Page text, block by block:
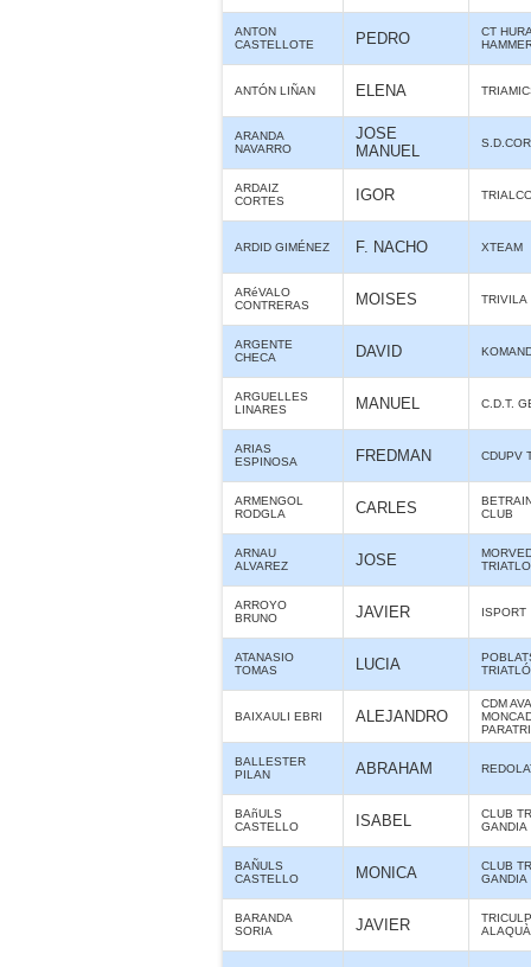
ANTON
CASTELLOTE
PEDRO
CT
ANTÓN LIÑAN ELENA
ARANDA
NAVARRO
JOSE
MANUEL
ARDAIZ
CORTES
IGOR
ARDID GIMÉNEZ F. NACHO XTEAM
ARéVALO
CONTRERAS
MOISES TRIVILA
ARGENTE
CHECA
DAVID
ARGUELLES
LINARES
MANUEL C.D.T.
ARIAS
ESPINOSA
FREDMAN CDUPV
ARMENGOL
RODGLA
CARLES
CLUB
ARNAU
ALVAREZ
JOSE
ARROYO
BRUNO
JAVIER ISPORT
ATANASIO
TOMAS
LUCIA
TRIATLÓ
BAIXAULI EBRI ALEJANDRO
CDM
BALLESTER
PILAN
ABRAHAM
BAñULS
CASTELLO
ISABEL
CLUB
GANDIA
BAÑULS
CASTELLO
MONICA
CLUB
GANDIA
BARANDA
SORIA
JAVIER